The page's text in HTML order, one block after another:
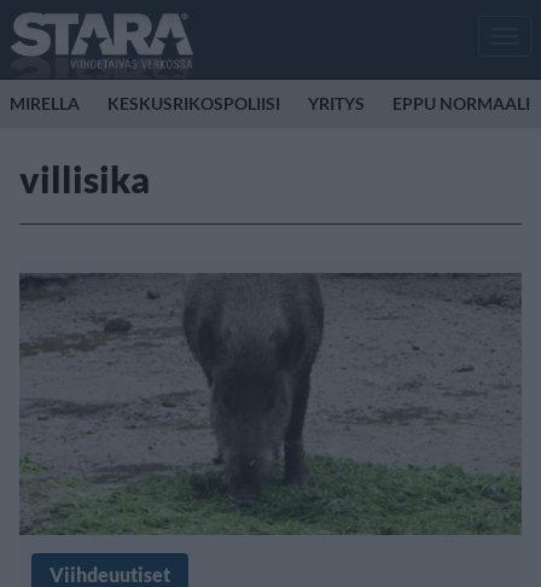
MIRELLA KESKUSRIKOSPOLIISI YRITYS EPPU NORMAALI
villisika
Viihdeuutiset